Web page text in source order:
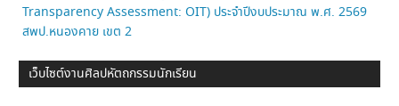
Transparency Assessment: OIT) ประจำปีงบประมาณ พ.ศ. 2569
สพป.หนองคาย เขต 2
เว็บไซต์งานศิลปหัตถกรรมนักเรียน